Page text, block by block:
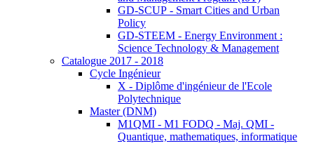
GD-SCUP - Smart Cities and Urban
Policy
GD-STEEM - Energy Environment :
Science Technology & Management
Catalogue 2017 - 2018
Cycle Ingénieur
X - Diplôme d'ingénieur de l'Ecole
Polytechnique
Master (DNM)
M1QMI - M1 FODQ - Maj. QMI -
Quantique, mathematiques, informatique